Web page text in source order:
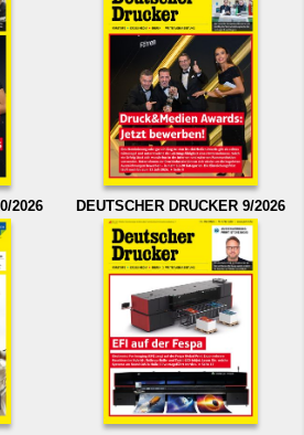
2026 DEUTSCHER DRUCKER 9/2026